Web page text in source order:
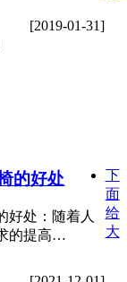
[2019-01-31]
的好处
好处：随着人
的提高…
下
面
给
大